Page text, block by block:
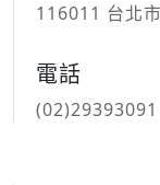
116011 台北
電話